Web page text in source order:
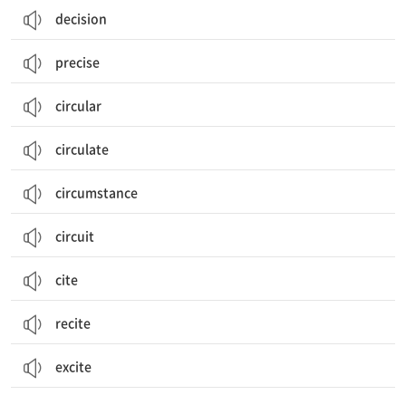
decision
precise
circular
circulate
circumstance
circuit
cite
recite
excite